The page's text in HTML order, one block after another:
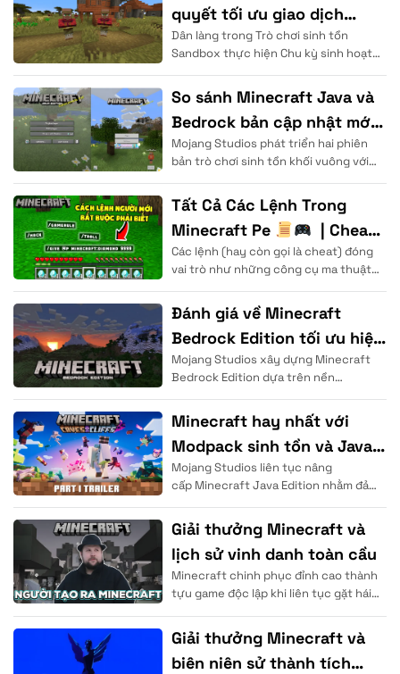
quyết tối ưu giao dịch
thương mại
Dân làng trong Trò chơi sinh tồn
Sandbox thực hiện Chu kỳ sinh hoạt
sống. Thực thể
So sánh Minecraft Java và
Bedrock bản cập nhật mới
2026
Mojang Studios phát triển hai phiên
bản trò chơi sinh tồn khối vuông với
Tất Cả Các Lệnh Trong
Minecraft Pe
| Cheat
Code, Gamemode, Timeset.
. .
Các lệnh (hay còn gọi là cheat) đóng
vai trò như những công cụ ma thuật
Đánh giá về Minecraft
Bedrock Edition tối ưu hiệu
năng
Mojang Studios xây dựng Minecraft
Bedrock Edition dựa trên nền
mang lại tốc độ xử lý dữ liệu
Minecraft hay nhất với
Modpack sinh tồn và Java
Edition
Mojang Studios liên tục nâng
cấp Minecraft Java Edition nhằm đảm
cộng đồng. Người chơi sử
Giải thưởng Minecraft và
lịch sử vinh danh toàn cầu
Minecraft chinh phục đỉnh cao thành
tựu game độc lập khi liên tục gặt hái
Giải thưởng Minecraft và
biên niên sử thành tích